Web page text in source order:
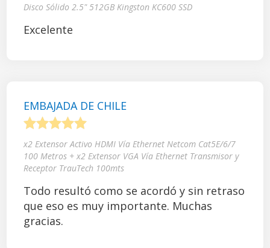
Disco Sólido 2.5" 512GB Kingston KC600 SSD
Excelente
EMBAJADA DE CHILE
x2 Extensor Activo HDMI Vía Ethernet Netcom Cat5E/6/7
100 Metros + x2 Extensor VGA Vía Ethernet Transmisor y
Receptor TrauTech 100mts
Todo resultó como se acordó y sin retraso
que eso es muy importante. Muchas
gracias.